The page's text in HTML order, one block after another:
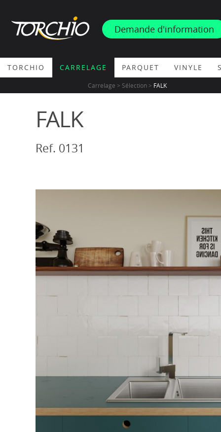
PROMOS & ACTUS Demande d'information
TORCHIO CARRELAGE PARQUET VINYLE
Carrelage > Sélection > FALK
FALK
Ref. 0131